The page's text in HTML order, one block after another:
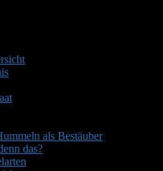
als Bestäuber
das?